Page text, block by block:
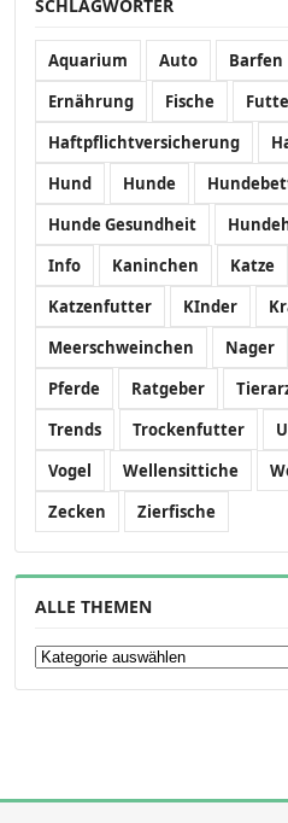
SCHLAGWÖRTER
Aquarium Auto Barfen
Ernährung
Fische
Haftpflichtversicherung
Hund
Hunde
Hunde Gesundheit
Info
Kaninchen Katze
Katzenfutter
KInder
Meerschweinchen
Nager
Pferde
Ratgeber
Trends
Trockenfutter
Vogel
Wellensittiche
Zecken
Zierfische
ALLE THEMEN
Alle Themen